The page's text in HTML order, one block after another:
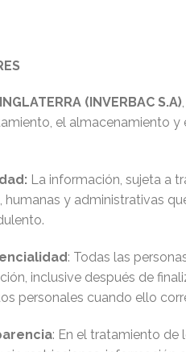
(INVERBAC S.A)
el almacenamiento
La información, sujeta a
humanas y administrativas
: Todas las
inclusive después de
personales cuando ello
: En el tratamiento de